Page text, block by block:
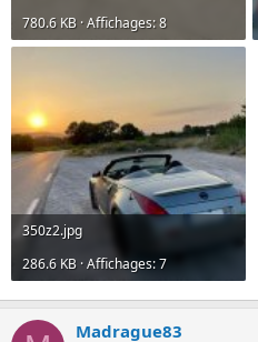
780.6 KB · Affichages: 8
350z2.jpg
286.6 KB · Affichages: 7
Madrague83